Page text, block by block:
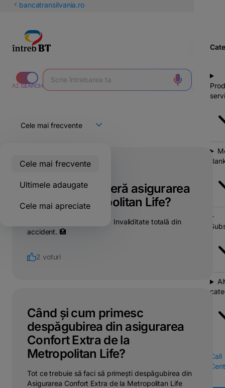
latineștibancatransilvania.ro
Call
Cele mai frecvente
Ultimele adaugate
Cele mai apreciate
Ce riscuri acoperă asigurarea
de viață Metropolitan Life?
➤⠀Deces din accident;➤⠀Invaliditate totală din
accident. 🏥
2 voturi
Când și cum primesc
despăgubirea din asigurarea
Confort Extra de la
Metropolitan Life?
Tot ce trebuie să faci să primești despăgubirea din
Asigurarea Confort Extra de la Metropolitan Life